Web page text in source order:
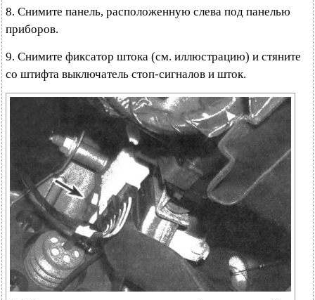
8. Снимите панель, расположенную слева под панелью
приборов.
9. Снимите фиксатор штока (см. иллюстрацию) и стяните
со штифта выключатель стоп-сигналов и шток.